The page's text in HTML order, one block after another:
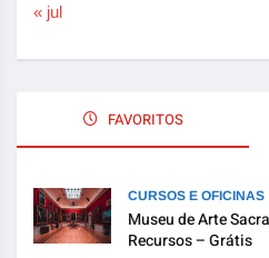
« jul
FAVORITOS
CURSOS E OFICINAS
Museu de Arte
Recursos – Grátis